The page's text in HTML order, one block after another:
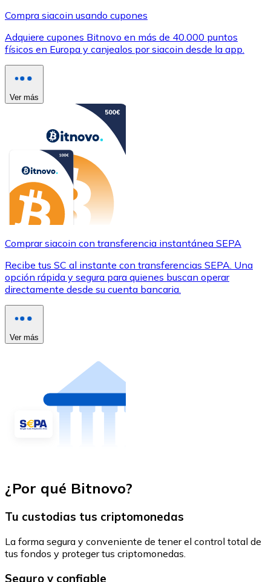
Compra siacoin usando cupones
Adquiere cupones Bitnovo en más de 40.000 puntos
físicos en Europa y canjealos por siacoin desde la app.
Ver más
Comprar siacoin con transferencia instantánea SEPA
Recibe tus SC al instante con transferencias SEPA. Una
opción rápida y segura para quienes buscan operar
directamente desde su cuenta bancaria.
Ver más
¿Por qué Bitnovo?
Tu custodias tus criptomonedas
La forma segura y conveniente de tener el control total de
tus fondos y proteger tus criptomonedas.
Seguro y confiable